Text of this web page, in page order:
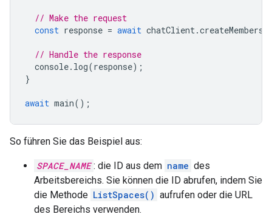
// Make the request
const response = await chatClient.
// Handle the response
console. log(response);
}
await main();
So führen Sie das Beispiel aus:
SPACE_NAME : die ID aus dem name des
Arbeitsbereichs. Sie können die ID abrufen, indem Sie
die Methode ListSpaces() aufrufen oder die URL
des Bereichs verwenden.